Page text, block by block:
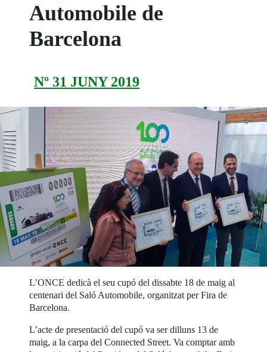
Automobile de
Barcelona
Nº 31 JUNY 2019
L’ONCE dedicà el seu cupó del dissabte 18 de maig al
centenari del Saló Automobile, organitzat per Fira de
Barcelona.
L’acte de presentació del cupó va ser dilluns 13 de
maig, a la carpa del Connected Street. Va comptar amb